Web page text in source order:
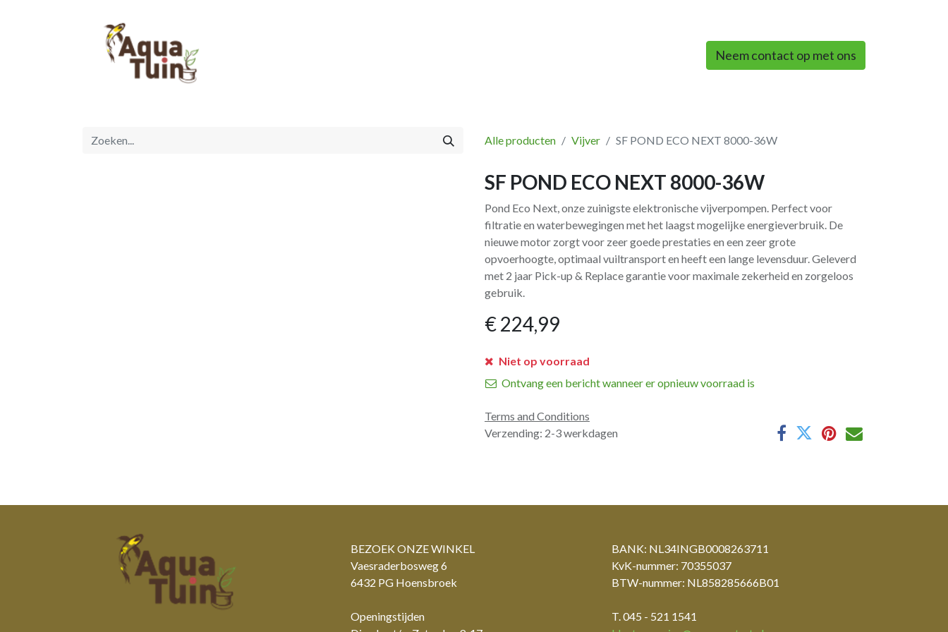
Neem contact op met ons
Alle producten Vijver SF POND ECO NEXT 8000-36W
SF POND ECO NEXT 8000-36W
Pond Eco Next, onze zuinigste elektronische vijverpompen. Perfect voor
filtratie en waterbewegingen met het laagst mogelijke energieverbruik. De
nieuwe motor zorgt voor zeer goede prestaties en een zeer grote
opvoerhoogte, optimaal vuiltransport en heeft een lange levensduur. Geleverd
met 2 jaar Pick-up & Replace garantie voor maximale zekerheid en zorgeloos
gebruik.
€224,99
Niet op voorraad
Ontvang een bericht wanneer er opnieuw voorraad is
Terms and Conditions
Verzending: 2-3 werkdagen
BANK: NL34INGB0008263711
KvK-nummer: 70355037
BTW-nummer: NL858285666B01
T. 045 - 521 1541
BEZOEK ONZE WINKEL
Vaesraderbosweg 6
6432 PG Hoensbroek
Openingstijden